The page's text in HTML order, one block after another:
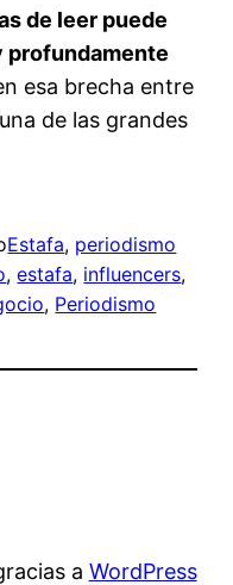
de leer puede
esa brecha entre
de las grandes
Estafa, periodismo
, estafa, influencers
, Periodismo
a WordPress